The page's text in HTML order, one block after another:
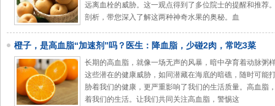
远离血栓的威胁。这一观点得到了多位院士的提醒和推荐
剖析，带您深入了解这两种神奇水果的奥秘。血
橙子，是高血脂“加速剂”吗？医生：降血脂，少碰2肉，常吃3菜
长期的高血脂，就像一场无声的风暴，暗中孕育着动脉粥
这些潜在的健康威胁，如同潜藏在海底的暗礁，随时可能
胁着我们的健康，更严重影响了我们的生活质量。高血脂
着我们的生活。让我们共同关注高血脂，警惕这